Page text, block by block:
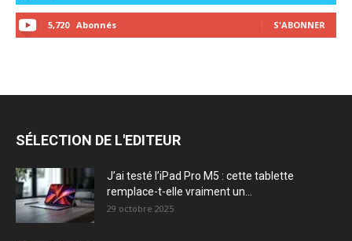
5,720 Abonnés S'ABONNER
SÉLECTION DE L'EDITEUR
J’ai testé l’iPad Pro M5 : cette tablette
remplace-t-elle vraiment un...
29 octobre 2025